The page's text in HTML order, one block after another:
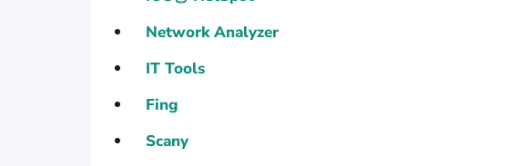
Network Analyzer
IT Tools
Fing
Scany